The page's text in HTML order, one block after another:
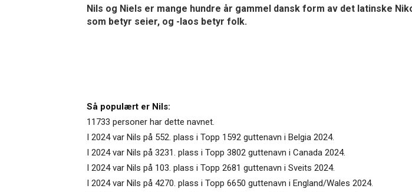
Nils og Niels er mange hundre år gammel dansk form av det latinske
som betyr seier, og -laos betyr folk.
Så populært er Nils:
11733 personer har dette navnet.
I 2024 var Nils på 552. plass i Topp 1592 guttenavn i Belgia 2024.
I 2024 var Nils på 3231. plass i Topp 3802 guttenavn i Canada 2024.
I 2024 var Nils på 103. plass i Topp 2681 guttenavn i Sveits 2024.
I 2024 var Nils på 4270. plass i Topp 6650 guttenavn i England/Wales 2024.